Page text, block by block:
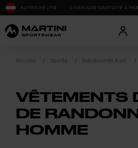
sr.Table Of Content
AUTRICHE | FR LIVRAISON GRATUITE À
Accueil Sports Randonnée à ski
VÊTEMENTS
DE
HOMME